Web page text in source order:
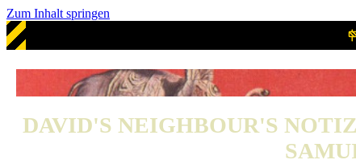
Zum Inhalt springen
DAVID'S NEIGHBOUR'S